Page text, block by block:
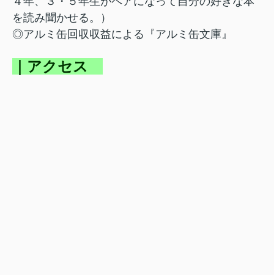
を読み聞かせる。）
◎アルミ缶回収収益による『アルミ缶文庫』
｜アクセス